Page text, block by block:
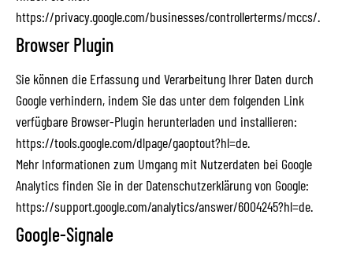
https://privacy.google.com/businesses/controllerterms/mccs/.
Browser Plugin
Sie können die Erfassung und Verarbeitung Ihrer Daten durch
Google verhindern, indem Sie das unter dem folgenden Link
verfügbare Browser-Plugin herunterladen und installieren:
https://tools.google.com/dlpage/gaoptout?hl=de.
Mehr Informationen zum Umgang mit Nutzerdaten bei Google
Analytics finden Sie in der Datenschutzerklärung von Google:
https://support.google.com/analytics/answer/6004245?hl=de.
Google-Signale